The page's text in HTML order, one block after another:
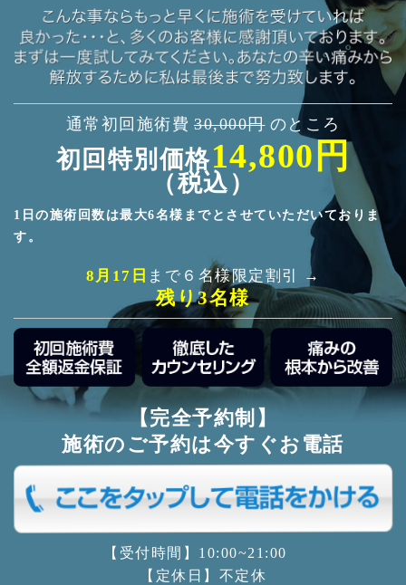
通常初回施術費 30,000円 のところ
初回特別価格14,800円
（税込）
1日の施術回数は最大6名様までとさせていただいておりま
す。
8月17日 まで６名様限定割引 →
残り3名様
【完全予約制】
施術のご予約は今すぐお電話
【受付時間】10:00~21:00
【定休日】不定休